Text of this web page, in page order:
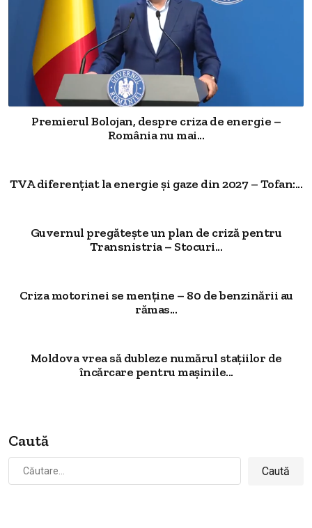
Premierul Bolojan, despre criza de energie –
România nu mai...
TVA diferențiat la energie și gaze din 2027 – Tofan:...
Guvernul pregătește un plan de criză pentru
Transnistria – Stocuri...
Criza motorinei se menține – 80 de benzinării au
rămas...
Moldova vrea să dubleze numărul stațiilor de
încărcare pentru mașinile...
Caută
după: